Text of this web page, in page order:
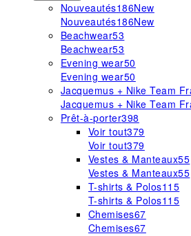
Nouveautés186New
Nouveautés186New
Beachwear53
Beachwear53
Evening wear50
Evening wear50
Jacquemus + Nike Team
Jacquemus + Nike Team
Prêt-à-porter398
Voir tout379
Voir tout379
Vestes & Manteaux55
Vestes & Manteaux55
T-shirts & Polos115
T-shirts & Polos115
Chemises67
Chemises67